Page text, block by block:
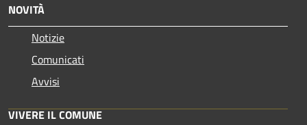
NOVITÀ
Notizie
Comunicati
Avvisi
VIVERE IL COMUNE